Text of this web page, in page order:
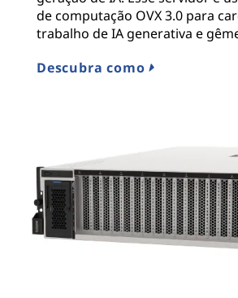
de computação OVX 3.0 para
trabalho de IA generativa e
Descubra como